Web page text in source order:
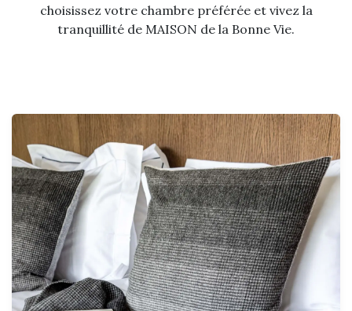
choisissez votre chambre préférée et vivez la
tranquillité de MAISON de la Bonne Vie.